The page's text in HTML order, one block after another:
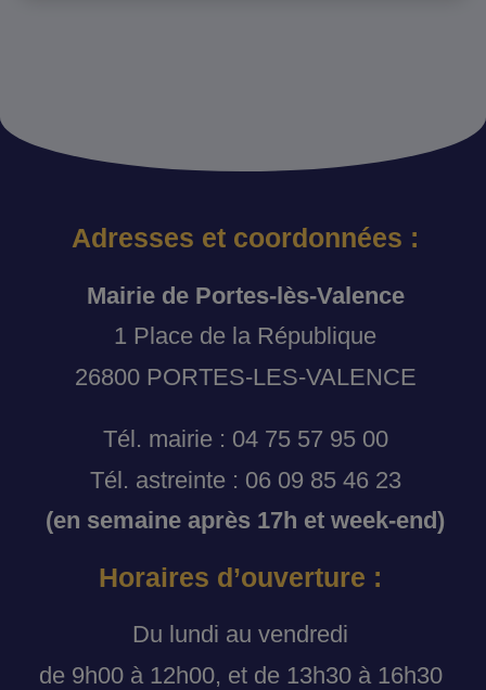
Adresses et coordonnées :
Mairie de Portes-lès-Valence
1 Place de la République
26800 PORTES-LES-VALENCE
Tél. mairie : 04 75 57 95 00
Tél. astreinte : 06 09 85 46 23
(en semaine après 17h et week-end)
Horaires d’ouverture :
Du lundi au vendredi
de 9h00 à 12h00, et de 13h30 à 16h30